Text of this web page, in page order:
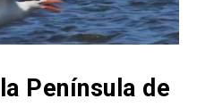
Península de